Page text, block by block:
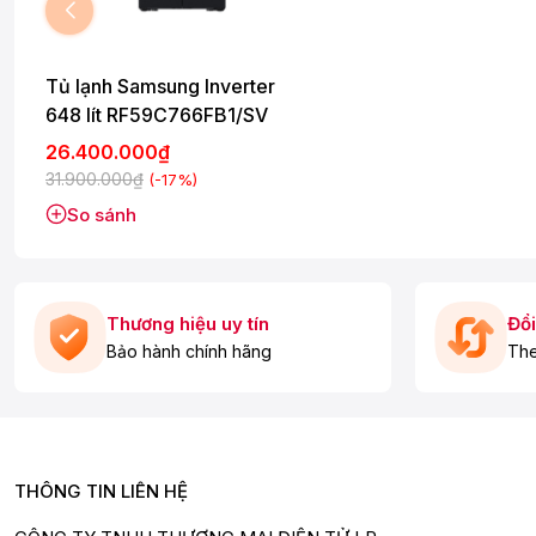
* Hình ảnh chỉ mang tính chất minh họa
- Công nghệSmartThings AI Energy
cung cấp giải pháp
Tủ lạnh Samsung Inverter
648 lít RF59C766FB1/SV
26.400.000₫
31.900.000₫ (-17%)
So sánh
Thương hiệu uy tín
Bảo hành chính hãng
THÔNG TIN LIÊN HỆ